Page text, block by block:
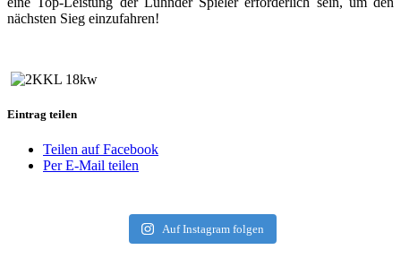
nächsten Sieg einzufahren!
Eintrag teilen
Teilen auf Facebook
Per E-Mail teilen
Auf Instagram folgen